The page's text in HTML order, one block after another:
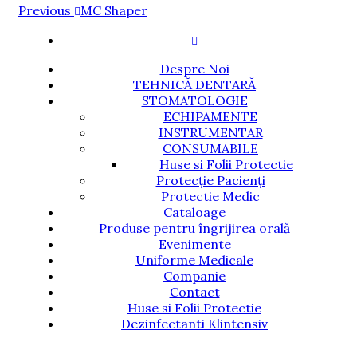
Navigare
articole
Previous
Previous MC Shaper
Despre Noi
TEHNICĂ DENTARĂ
STOMATOLOGIE
ECHIPAMENTE
INSTRUMENTAR
CONSUMABILE
Huse si Folii Protectie
Protecție Pacienți
Protectie Medic
Cataloage
Produse pentru îngrijirea orală
Evenimente
Uniforme Medicale
Companie
Contact
Huse si Folii Protectie
Dezinfectanti Klintensiv